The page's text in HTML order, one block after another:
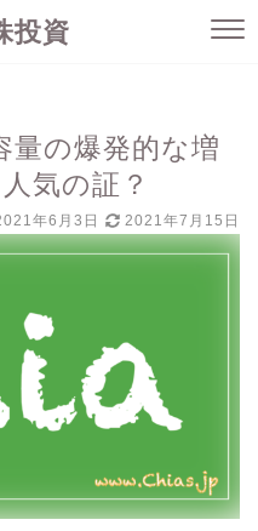
投資
量の爆発的な増
気の証？
年6月3日 2021年7月15日